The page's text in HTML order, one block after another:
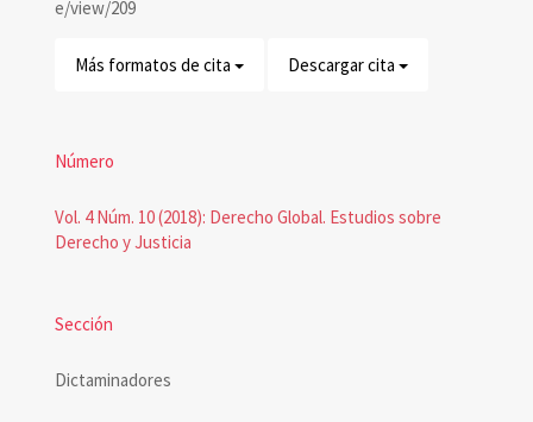
e/view/209
Más formatos de cita Descargar cita
Número
Vol. 4 Núm. 10 (2018): Derecho Global. Estudios sobre
Derecho y Justicia
Sección
Dictaminadores